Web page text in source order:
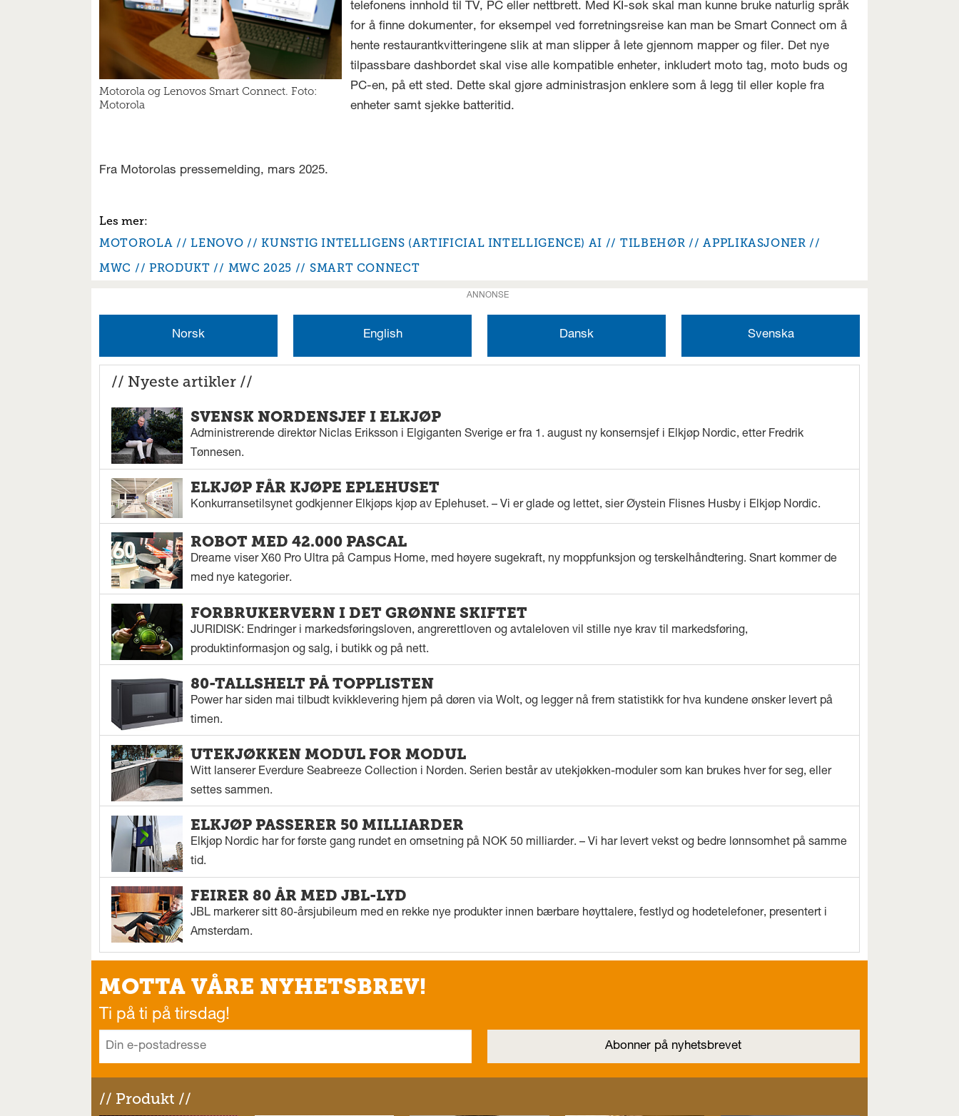
Motorola og Lenovos Smart Connect. Foto:
Motorola
telefonens innhold til TV, PC eller nettbrett. Med KI-søk skal man kunne bruke naturlig språk
for å finne dokumenter, for eksempel ved forretningsreise kan man be Smart Connect om å
hente restaurantkvitteringene slik at man slipper å lete gjennom mapper og filer. Det nye
tilpassbare dashbordet skal vise alle kompatible enheter, inkludert moto tag, moto buds og
PC-en, på ett sted. Dette skal gjøre administrasjon enklere som å legg til eller kople fra
enheter samt sjekke batteritid.
Fra Motorolas pressemelding, mars 2025.
MOTOROLA LENOVO KUNSTIG INTELLIGENS (ARTIFICIAL INTELLIGENCE) AI TILBEHØR
APPLIKASJONER
MWC
PRODUKT MWC 2025 SMART CONNECT
ANNONSE
Norsk English Dansk Svenska
// Nyeste artikler //
SVENSK NORDENSJEF I ELKJØP
Administrerende direktør Niclas Eriksson i Elgiganten Sverige er fra 1. august ny konsernsjef i Elkjøp Nordic, etter Fredrik
Tønnesen.
ELKJØP FÅR KJØPE EPLEHUSET
Konkurransetilsynet godkjenner Elkjøps kjøp av Eplehuset. – Vi er glade og lettet, sier Øystein Flisnes Husby i Elkjøp Nordic.
ROBOT MED 42.000 PASCAL
Dreame viser X60 Pro Ultra på Campus Home, med høyere sugekraft, ny moppfunksjon og terskelhåndtering. Snart kommer de
med nye kategorier.
FORBRUKERVERN I DET GRØNNE SKIFTET
JURIDISK: Endringer i markedsføringsloven, angrerettloven og avtaleloven vil stille nye krav til markedsføring,
produktinformasjon og salg, i butikk og på nett.
80-TALLSHELT PÅ TOPPLISTEN
Power har siden mai tilbudt kvikklevering hjem på døren via Wolt, og legger nå frem statistikk for hva kundene ønsker levert på
timen.
UTEKJØKKEN MODUL FOR MODUL
Witt lanserer Everdure Seabreeze Collection i Norden. Serien består av utekjøkken-moduler som kan brukes hver for seg, eller
settes sammen.
ELKJØP PASSERER 50 MILLIARDER
Elkjøp Nordic har for første gang rundet en omsetning på NOK 50 milliarder. – Vi har levert vekst og bedre lønnsomhet på samme
tid.
FEIRER 80 ÅR MED JBL-LYD
JBL markerer sitt 80-årsjubileum med en rekke nye produkter innen bærbare høyttalere, festlyd og hodetelefoner, presentert i
Amsterdam.
MOTTA VÅRE NYHETSBREV!
Ti på ti på tirsdag!
// Produkt //